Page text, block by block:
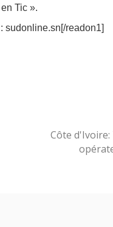
Tic ».
sudonline.sn[/readon1]
Côte